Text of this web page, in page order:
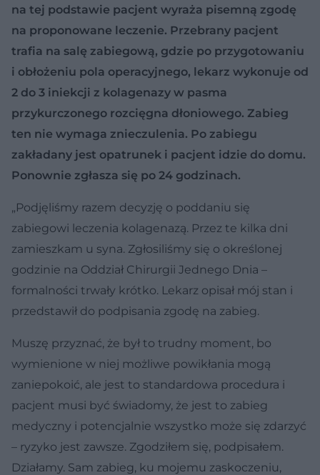
na tej podstawie pacjent wyraża pisemną zgodę
na proponowane leczenie. Przebrany pacjent
trafia na salę zabiegową, gdzie po przygotowaniu
i obłożeniu pola operacyjnego, lekarz wykonuje od
2 do 3 iniekcji z kolagenazy w pasma
przykurczonego rozcięgna dłoniowego. Zabieg
ten nie wymaga znieczulenia. Po zabiegu
zakładany jest opatrunek i pacjent idzie do domu.
Ponownie zgłasza się po 24 godzinach.
„Podjęliśmy razem decyzję o poddaniu się
zabiegowi leczenia kolagenazą. Przez te kilka dni
zamieszkam u syna. Zgłosiliśmy się o określonej
godzinie na Oddział Chirurgii Jednego Dnia –
formalności trwały krótko. Lekarz opisał mój stan i
przedstawił do podpisania zgodę na zabieg.
Muszę przyznać, że był to trudny moment, bo
wymienione w niej możliwe powikłania mogą
zaniepokoić, ale jest to standardowa procedura i
pacjent musi być świadomy, że jest to zabieg
medyczny i potencjalnie wszystko może się zdarzyć
– ryzyko jest zawsze. Zgodziłem się, podpisałem.
Działamy. Sam zabieg, ku mojemu zaskoczeniu,